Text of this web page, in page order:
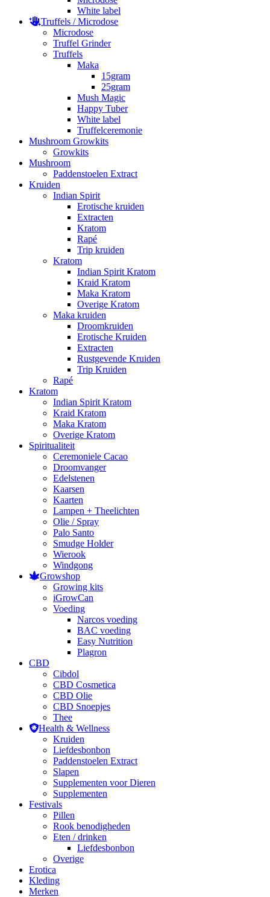
White label
Truffels / Microdose
Microdose
Truffel Grinder
Truffels
Maka
15gram
25gram
Mush Magic
Happy Tuber
White label
Truffelceremonie
Mushroom Growkits
Growkits
Mushroom
Paddenstoelen Extract
Kruiden
Indian Spirit
Erotische kruiden
Extracten
Kratom
Rapé
Trip kruiden
Kratom
Indian Spirit Kratom
Kraid Kratom
Maka Kratom
Overige Kratom
Maka kruiden
Droomkruiden
Erotische Kruiden
Extracten
Rustgevende Kruiden
Trip Kruiden
Rapé
Kratom
Indian Spirit Kratom
Kraid Kratom
Maka Kratom
Overige Kratom
Spiritualiteit
Ceremoniele Cacao
Droomvanger
Edelstenen
Kaarsen
Kaarten
Lampen + Theelichten
Olie / Spray
Palo Santo
Smudge Holder
Wierook
Windgong
Growshop
Growing kits
iGrowCan
Voeding
Narcos voeding
BAC voeding
Easy Nutrition
Plagron
CBD
Cibdol
CBD Cosmetica
CBD Olie
CBD Snoepjes
Thee
Health & Wellness
Kruiden
Liefdesbonbon
Paddenstoelen Extract
Slapen
Supplementen voor Dieren
Supplementen
Festivals
Pillen
Rook benodigheden
Eten / drinken
Liefdesbonbon
Overige
Erotica
Kleding
Merken